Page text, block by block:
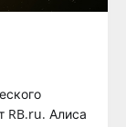
RB.ru. Алиса